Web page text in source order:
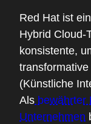
Red Hat ist
Hybrid Cloud-
konsistente,
(Künstliche
Als bewährter
Unternehmen